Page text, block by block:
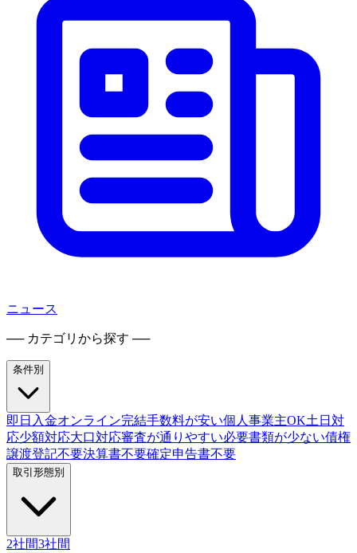
ニュース
── カテゴリから探す ──
条件別
即日入金オンライン完結手数料が安い個人事業主OK土日対
応少額対応大口対応審査が通りやすい必要書類が少ない債権
譲渡登記不要決算書不要確定申告書不要
取引形態別
2社間3社間